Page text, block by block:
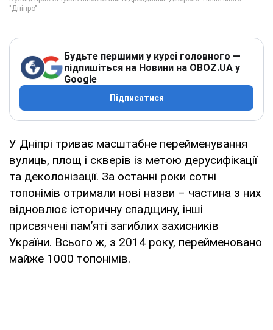
Будьте першими у курсі головного —
підпишіться на Новини на OBOZ.UA у
Google
Підписатися
У Дніпрі триває масштабне перейменування
вулиць, площ і скверів із метою дерусифікації
та деколонізації. За останні роки сотні
топонімів отримали нові назви – частина з них
відновлює історичну спадщину, інші
присвячені пам’яті загиблих захисників
України. Всього ж, з 2014 року, перейменовано
майже 1000 топонімів.